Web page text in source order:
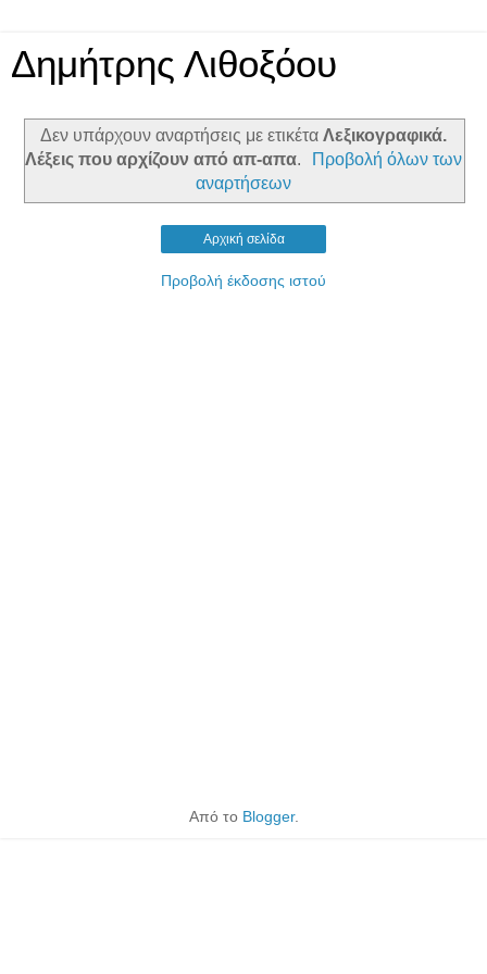
Δημήτρης Λιθοξόου
Δεν υπάρχουν αναρτήσεις με ετικέτα Λεξικογραφικά.
Λέξεις που αρχίζουν από απ-απα.
Προβολή όλων των
αναρτήσεων
Αρχική σελίδα
Προβολή έκδοσης ιστού
Από το Blogger.